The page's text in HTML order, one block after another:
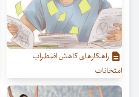
راهکارهای کاهش اضطراب
امتحانات